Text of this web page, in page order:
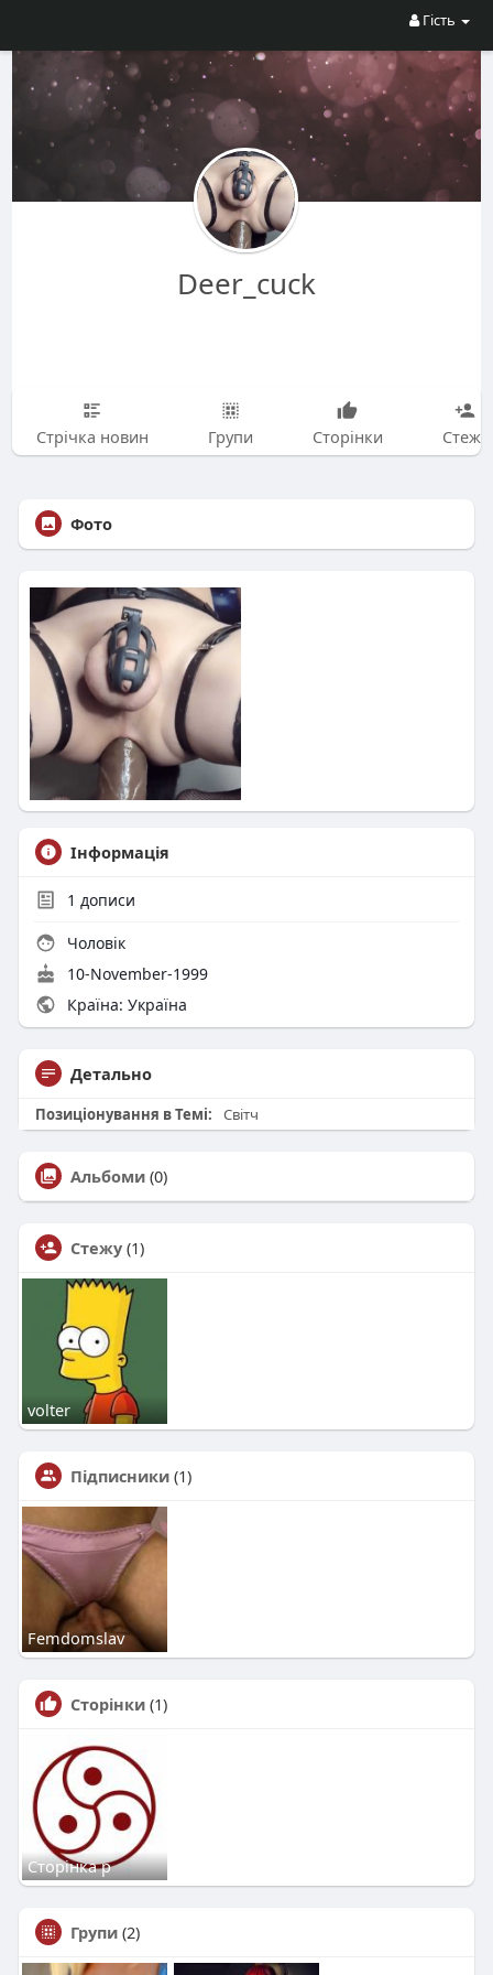
Гість
Deer_cuck
Стрічка новин Групи Сторінки Стежу
Фото
Інформація
1 дописи
Чоловік
10-November-1999
Країна: Україна
Детально
Позиціонування в Темі: Світч
Альбоми (0)
Стежу (1)
volter
Підписники (1)
Femdomslav
Сторінки (1)
Сторінка р
Групи (2)